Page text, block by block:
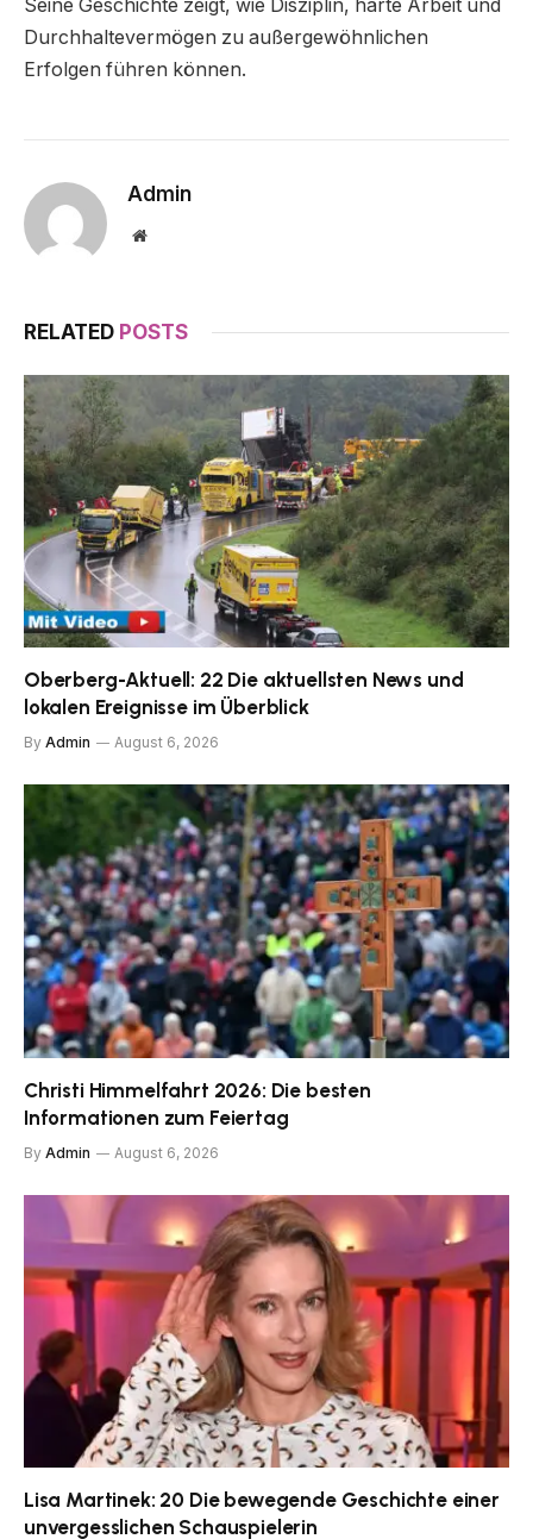
Seine Geschichte zeigt, wie Disziplin, harte Arbeit und
Durchhaltevermögen zu außergewöhnlichen
Erfolgen führen können.
Admin
Website
RELATED POSTS
Oberberg-Aktuell: 22 Die aktuellsten News und
lokalen Ereignisse im Überblick
By Admin August 6, 2026
Christi Himmelfahrt 2026: Die besten
Informationen zum Feiertag
By Admin August 6, 2026
Lisa Martinek: 20 Die bewegende Geschichte einer
unvergesslichen Schauspielerin